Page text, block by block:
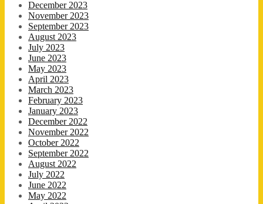
December 2023
November 2023
September 2023
August 2023
July 2023
June 2023
May 2023
April 2023
March 2023
February 2023
January 2023
December 2022
November 2022
October 2022
September 2022
August 2022
July 2022
June 2022
May 2022